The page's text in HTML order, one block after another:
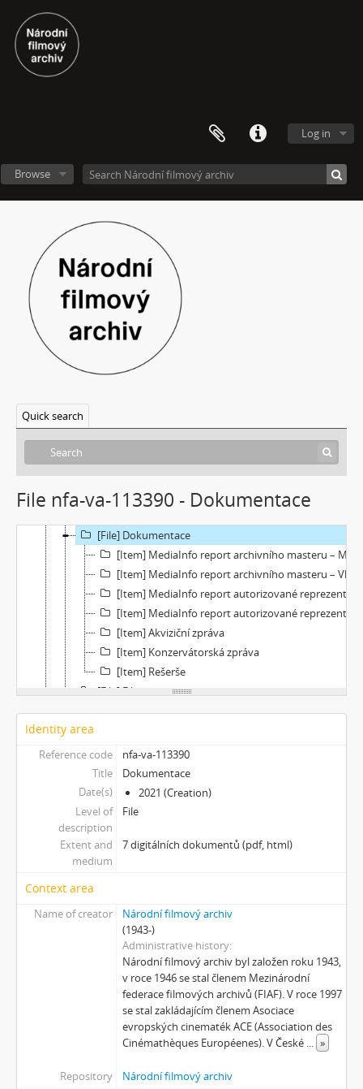
Log in
Browse
Quick search
File nfa-va-113390 - Dokumentace
[Fonds] Videoarchiv
[File] Dokumentace
[Item] MediaInfo report archivního masteru – Molo
[Item] MediaInfo report archivního masteru – Vlak
[Item] MediaInfo report autorizované reprezentace – Molo
[Item] MediaInfo report autorizované reprezentace – Vlak
[Item] Akviziční zpráva
[Item] Konzervátorská zpráva
[Item] Rešerše
[File] Filmy
[File] Náhledy
[Subseries] ARCO – Aneb český videoart proniká do světa
[Subseries] Věž – Věž I., Věž II.
[Subseries] Talk & Twerk
[Subseries] Tanec na ruinách muzea
[Subseries] Music F Club
[Subseries] Pocta Fafejtovi 02
[Subseries] Skála u Humpolce
[Subseries] Underground
[Subseries] Rokle
[Subseries] Motýl v tunelu
[Subseries] Setkání
[Subseries] Moře v zrcadle
[Subseries] Květomluva
[Subseries] Prohnutá dlažba
[Subseries] Už nikdy tenhle balvan
[Subseries] Hranice – otázka bez odpovědi
[Subseries] Metrofilm
Identity area
Reference code
nfa-va-113390
Title
Dokumentace
Date(s)
2021 (Creation)
Level of
description
File
Extent and
medium
7 digitálních dokumentů (pdf, html)
Context area
Name of creator
Národní filmový archiv
(1943-)
Administrative history
Národní filmový archiv byl založen roku 1943,
v roce 1946 se stal členem Mezinárodní
federace filmových archivů (FIAF). V roce 1997
se stal zakládajícím členem Asociace
evropských cinematék ACE (Association des
Cinémathèques Européenes). V České ... »
Repository Národní filmový archiv